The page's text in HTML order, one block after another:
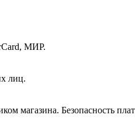
МИР.
лиц.
магазина. Безопасность